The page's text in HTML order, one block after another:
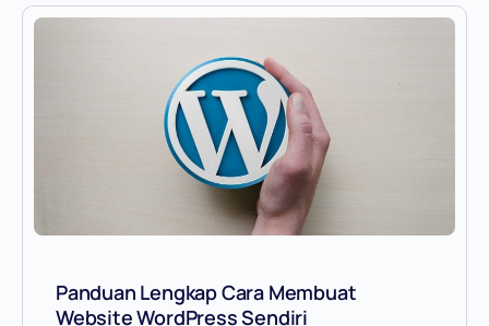
Panduan Lengkap Cara Membuat
Website WordPress Sendiri